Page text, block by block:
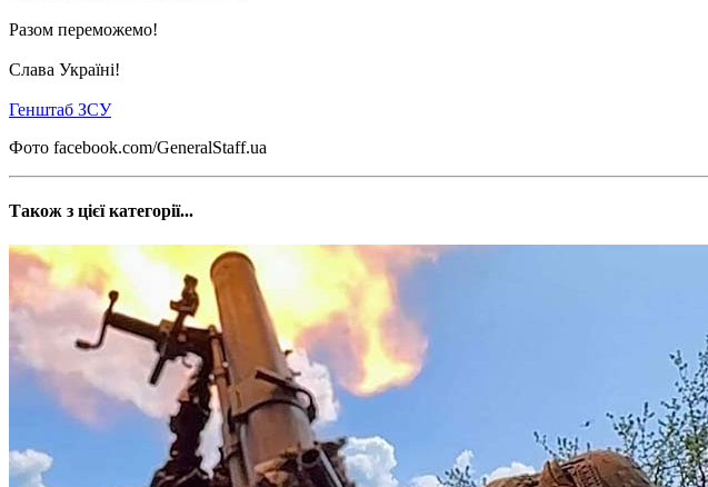
Разом переможемо!
Слава Україні!
Генштаб ЗСУ
Фото facebook.com/GeneralStaff.ua
Також з цієї категорії...